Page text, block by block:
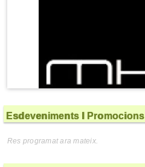
Esdeveniments I Promocions
Res programat ara mateix.